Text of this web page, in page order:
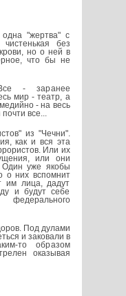
"жертва" с
без
но о ней в
что бы не
- заранее
мир - театр, а
- на весь
все...
из "Чечни".
как и вся эта
Или их
или они
Один уже якобы
о них вспомнит
им лица, дадут
и будут себе
Под дулами
и заковали в
то образом
оказывая